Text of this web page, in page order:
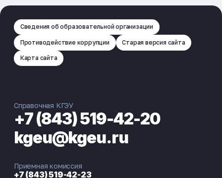
Сведения об образовательной организации
Противодействие коррупции Старая версия сайта
Карта сайта
Справочная КГЭУ
+7 (843) 519-42-20
kgeu@kgeu.ru
Приемная комиссия
+7 (843) 519-42-23